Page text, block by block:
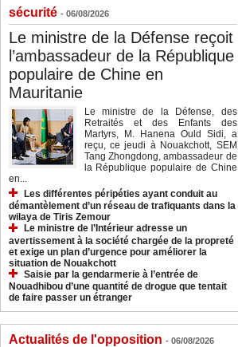
sécurité - 06/08/2026
Le ministre de la Défense reçoit
l’ambassadeur de la République
populaire de Chine en
Mauritanie
Le ministre de la Défense, des
Retraités et des Enfants des
Martyrs, M. Hanena Ould Sidi, a
reçu, ce jeudi à Nouakchott, SEM
Tang Zhongdong, ambassadeur de
la République populaire de Chine
en...
Les différentes péripéties ayant conduit au
démantèlement d’un réseau de trafiquants dans la
wilaya de Tiris Zemour
Le ministre de l’Intérieur adresse un
avertissement à la société chargée de la propreté
et exige un plan d’urgence pour améliorer la
situation de Nouakchott
Saisie par la gendarmerie à l’entrée de
Nouadhibou d’une quantité de drogue que tentait
de faire passer un étranger
Actualités de l'opposition - 06/08/2026